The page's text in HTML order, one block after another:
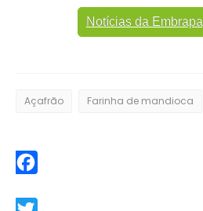
Notícias da Embrapa
Açafrão Farinha de mandioca